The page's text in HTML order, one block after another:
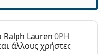
Επώνυμες Μάρκες
Ralph Lauren 0PH
άλλους χρήστες